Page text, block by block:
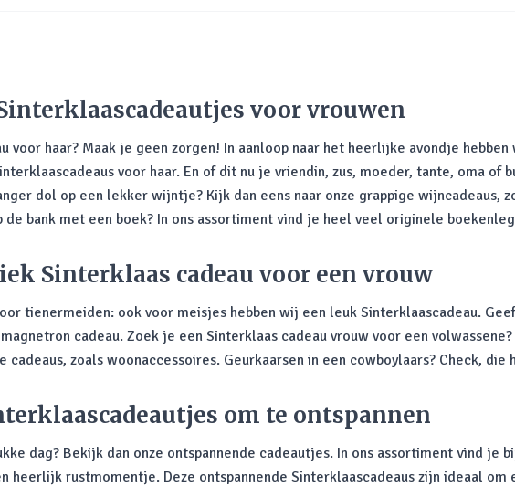
voor vrouwen
haar? Maak je geen zorgen! In aanloop naar het heerlijke avondje
voor haar. En of dit nu je vriendin, zus, moeder, tante, oma of
dol op een lekker wijntje? Kijk dan eens naar onze grappige wijncadeaus,
bank met een boek? In ons assortiment vind je heel veel originele
Sinterklaas cadeau voor een vrouw
tienermeiden: ook voor meisjes hebben wij een leuk Sinterklaascadeau.
cadeau. Zoek je een Sinterklaas cadeau vrouw voor een
cadeaus, zoals woonaccessoires. Geurkaarsen in een cowboylaars? Check, die
om te ontspannen
dag? Bekijk dan onze ontspannende cadeautjes. In ons assortiment vind je
heerlijk rustmomentje. Deze ontspannende Sinterklaascadeaus zijn ideaal om